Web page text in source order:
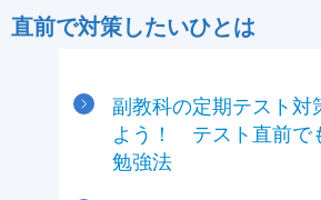
直前で対策したいひとは
副教科の定期テスト対
よう！ テスト直前で
勉強法